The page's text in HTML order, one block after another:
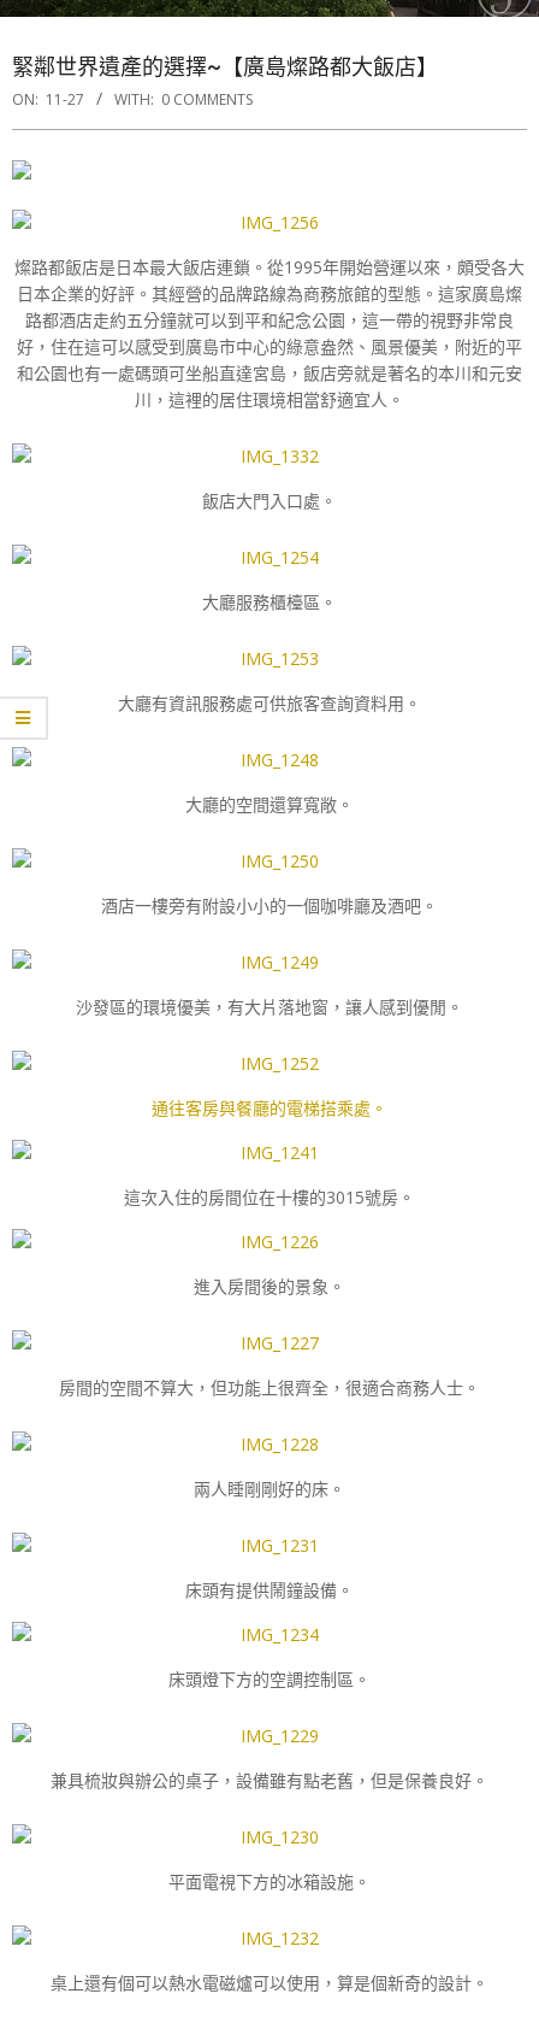
緊鄰世界遺產的選擇~【廣島燦路都大飯店】
ON: 11-27 WITH: 0 COMMENTS
燦路都飯店是日本最大飯店連鎖。從1995年開始營運以來，頗受各大
日本企業的好評。其經營的品牌路線為商務旅館的型態。這家廣島燦
路都酒店走約五分鐘就可以到平和紀念公園，這一帶的視野非常良
好，住在這可以感受到廣島市中心的綠意盎然、風景優美，附近的平
和公園也有一處碼頭可坐船直達宮島，飯店旁就是著名的本川和元安
川，這裡的居住環境相當舒適宜人。
飯店大門入口處。
大廳服務櫃檯區。
大廳有資訊服務處可供旅客查詢資料用。
大廳的空間還算寬敞。
酒店一樓旁有附設小小的一個咖啡廳及酒吧。
沙發區的環境優美，有大片落地窗，讓人感到優閒。
通往客房與餐廳的電梯搭乘處。
這次入住的房間位在十樓的3015號房。
進入房間後的景象。
房間的空間不算大，但功能上很齊全，很適合商務人士。
兩人睡剛剛好的床。
床頭有提供鬧鐘設備。
床頭燈下方的空調控制區。
兼具梳妝與辦公的桌子，設備雖有點老舊，但是保養良好。
平面電視下方的冰箱設施。
桌上還有個可以熱水電磁爐可以使用，算是個新奇的設計。